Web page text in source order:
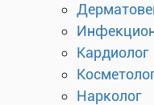
Кардиолог
Нарколог